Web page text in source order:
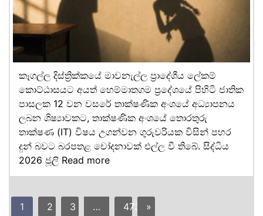
කෑගල්ල දිස්ත්‍රික්කයේ මාවනැල්ල ප්‍රාදේශීය ලේකම්
කොට්ඨාසයට අයත් හෙම්මාතගම ප්‍රදේශයේ පිහිටි ජාතික
පාසලක 12 වන වසරේ තාක්ෂණික අංශයේ අධ්‍යාපනය
ලබන ශිෂ්‍යාවකට, තාක්ෂණික අංශයේ තොරතුරු
තාක්ෂණ (IT) විෂය උගන්වන ගුරුවරියක විසින් පහර
දුන් බවට බරපතළ චෝදනාවක් එල්ල වී තිබේ. සිද්ධිය
2026 ජූලි Read more
1 2 3 … 473 »